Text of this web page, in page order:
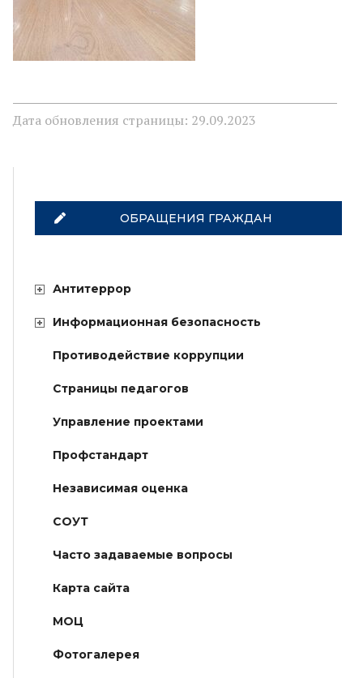
Дата обновления страницы: 29.09.2023
ОБРАЩЕНИЯ ГРАЖДАН
Антитеррор
Информационная безопасность
Противодействие коррупции
Страницы педагогов
Управление проектами
Профстандарт
Независимая оценка
СОУТ
Часто задаваемые вопросы
Карта сайта
МОЦ
Фотогалерея